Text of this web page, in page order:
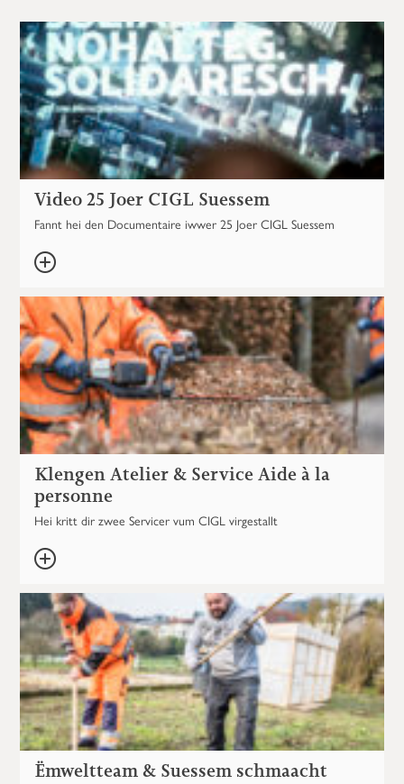
Video 25 Joer CIGL Suessem
Fannt hei den Documentaire iwwer 25 Joer CIGL Suessem
Klengen Atelier & Service Aide à la
personne
Hei kritt dir zwee Servicer vum CIGL virgestallt
Ëmweltteam & Suessem schmaacht